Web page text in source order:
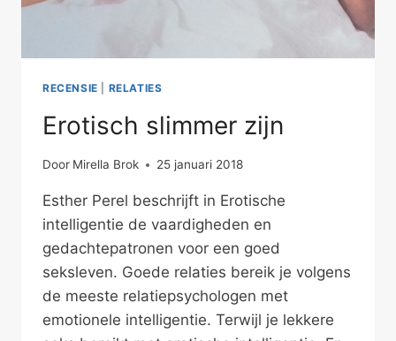
RECENSIE RELATIES
Erotisch slimmer zijn
Door Mirella Brok 25 januari 2018
Esther Perel beschrijft in Erotische
intelligentie de vaardigheden en
gedachtepatronen voor een goed
seksleven. Goede relaties bereik je volgens
de meeste relatiepsychologen met
emotionele intelligentie. Terwijl je lekkere